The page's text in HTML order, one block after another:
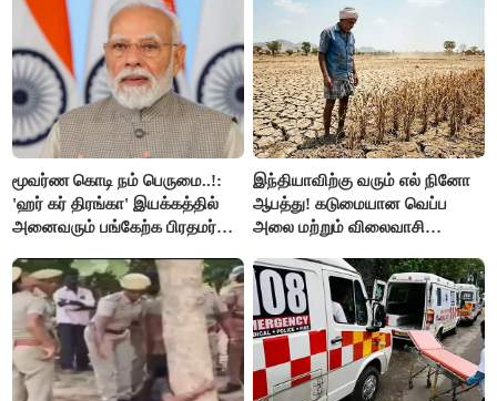
மூவர்ண கொடி நம் பெருமை..!:
'ஹர் கர் திரங்கா' இயக்கத்தில்
அனைவரும் பங்கேற்க பிரதமர்
இந்தியாவிற்கு வரும் எல் நினோ
ஆபத்து! கடுமையான வெப்ப
அலை மற்றும் விலைவாசி